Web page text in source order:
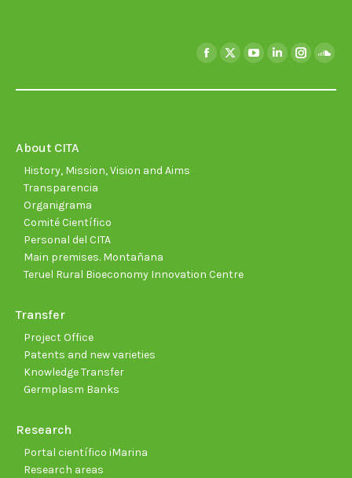
Facebook
X
YouTubeLinkedin
About CITA
History, Mission, Vision and Aims
Transparencia
Organigrama
Comité Científico
Personal del CITA
Main premises. Montañana
Teruel Rural Bioeconomy Innovation Centre
Transfer
Project Office
Patents and new varieties
Knowledge Transfer
Germplasm Banks
Research
Portal científico iMarina
Research areas